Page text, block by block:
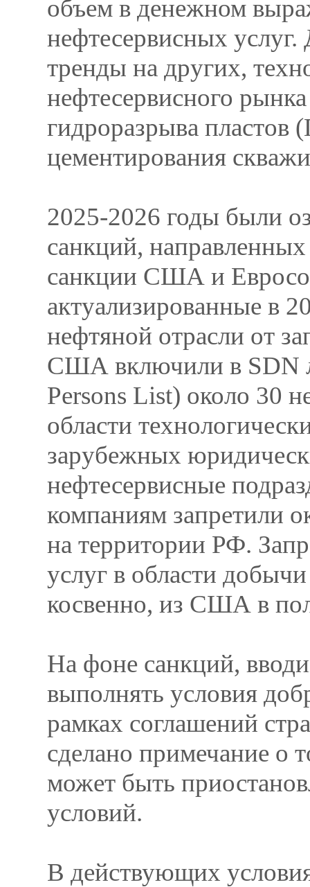
объем в денежном
нефтесервисных
тренды на других,
нефтесервисного
гидроразрыва пластов
цементирования
2025-2026 годы были
санкций,
санкции США и
актуализированные в
нефтяной отрасли от
США включили в SDN
Persons List) около 30
области
зарубежных
нефтесервисные
компаниям запретили
на территории РФ.
услуг в области
косвенно, из США в
На фоне санкций,
выполнять условия
рамках соглашений
сделано примечание о
может быть
условий.
В действующих